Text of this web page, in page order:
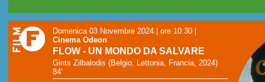
Domenica 03 Novembre 2024 | ore 10:30
Cinema Odeon
FLOW - UN MONDO DA SALVARE
Gints Zilbalodis (Belgio, Lettonia, Francia, 2024)
84'